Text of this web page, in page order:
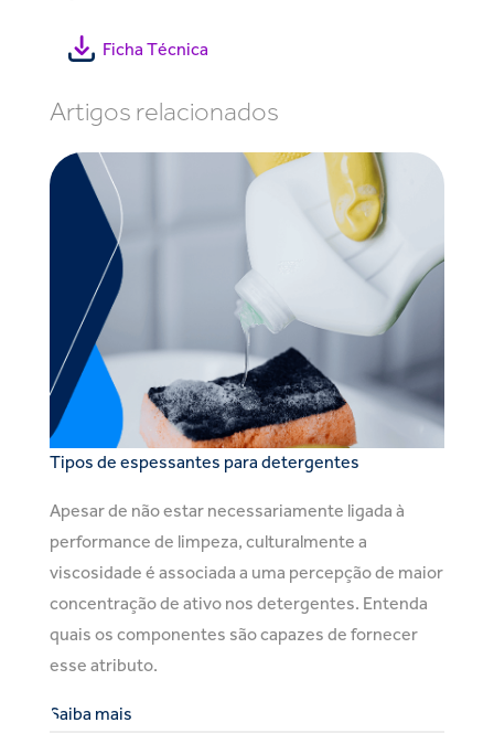
Ficha Técnica
Artigos relacionados
Tipos de espessantes para detergentes
Apesar de não estar necessariamente ligada à
performance de limpeza, culturalmente a
viscosidade é associada a uma percepção de maior
concentração de ativo nos detergentes. Entenda
quais os componentes são capazes de fornecer
esse atributo.
Saiba mais